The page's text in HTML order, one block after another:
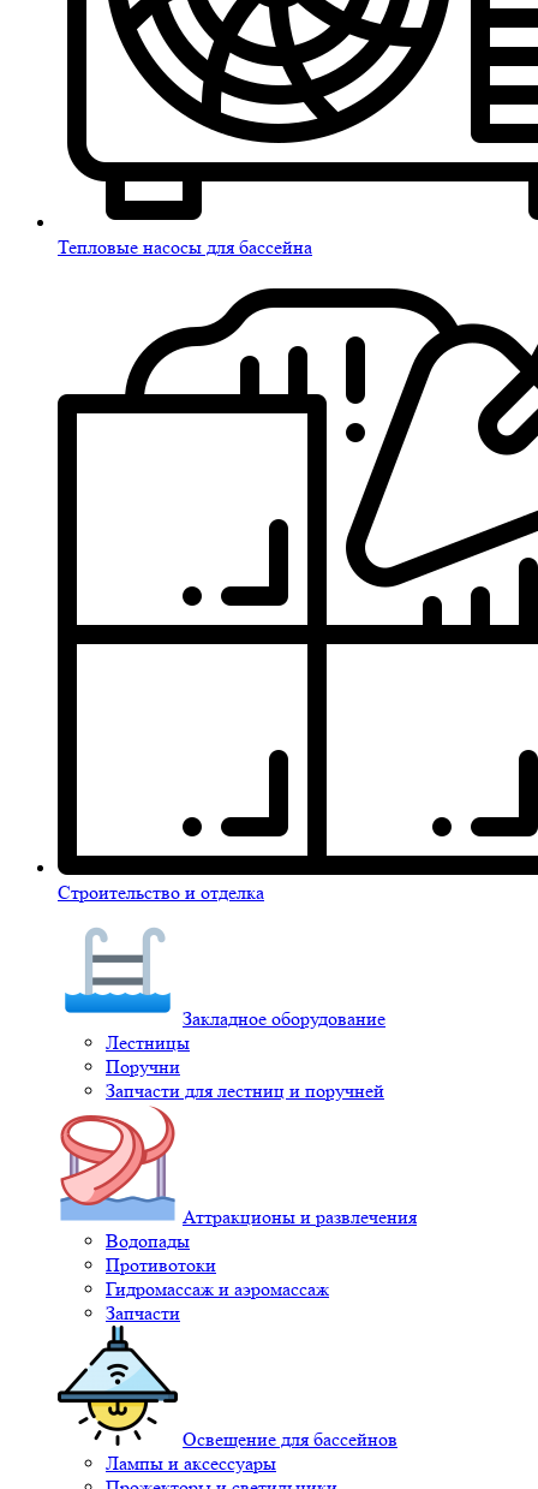
Тепловые насосы для бассейна
Строительство и отделка
Закладное оборудование
Лестницы
Поручни
Запчасти для лестниц и поручней
Аттракционы и развлечения
Водопады
Противотоки
Гидромассаж и аэромассаж
Запчасти
Освещение для бассейнов
Лампы и аксессуары